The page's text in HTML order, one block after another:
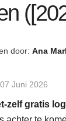
door: Ana
07 Juni 2026
zelf gratis